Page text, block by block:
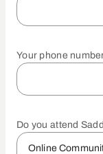
Your phone
Do you attend
Online